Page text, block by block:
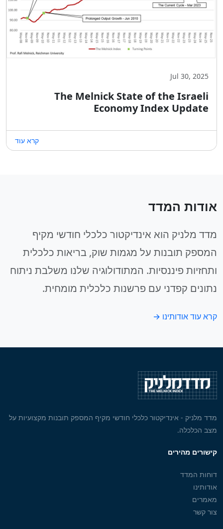
Jul 30, 2025
The Melnick State of the Israeli
Economy Index Update
קרא עוד
אודות המדד
מדד מלניק הוא אינדיקטור כלכלי חודשי מקיף
המספק תובנות על מגמות שוק, בריאות כלכלית
ותחזיות פיננסיות. המתודולוגיה שלנו משלבת ניתוח
נתונים קפדני עם פרשנות כלכלית מומחית.
קרא עוד אודותינו →
מדד מלניק - אינדיקטור כלכלי חודשי מקיף המספק תובנות מקצועיות על
מצב הכלכלה.
קישורים מהירים
דוחות המדד
אודותינו
מאמרים
צור קשר